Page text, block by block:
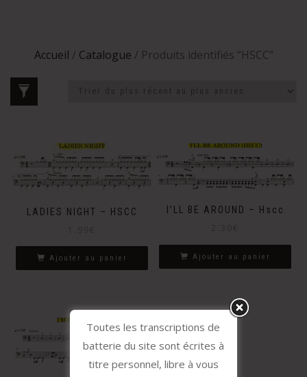
Accueil / Catalogue / Produits identifiés “HSCC”
LADIES NIGHT – HSCC
Ajouter au panier
I’LL BE AROUND – Hscc
Ajouter au panier
Toutes les transcriptions de
batterie du site sont écrites à
titre personnel, libre à vous